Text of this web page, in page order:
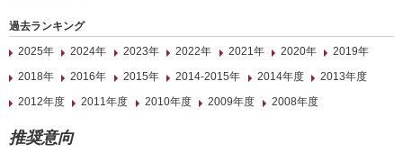
過去ランキング
2025年
2024年 2023年 2022年 2021年 2020年
2019年
2018年
2016年 2015年 2014-2015年 2014年度
2013年度
2012年度
2011年度 2010年度 2009年度 2008年度
推奨意向